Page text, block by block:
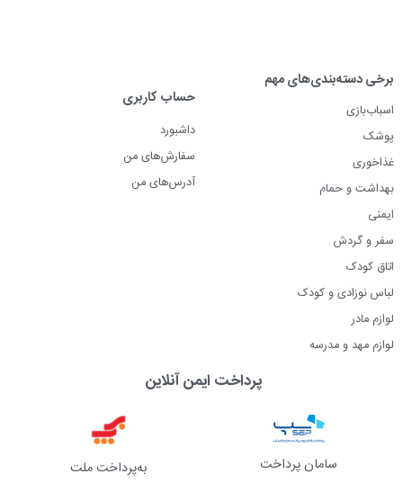
برخی دسته‌بندی‌های مهم
اسباب‌بازی
پوشک
غذاخوری
بهداشت و حمام
ایمنی
سفر و گردش
اتاق کودک
لباس نوزادی و کودک
لوازم مادر
لوازم مهد و مدرسه
حساب کاربری
داشبورد
سفارش‌های من
آدرس‌های من
پرداخت ایمن آنلاین
سامان پرداخت به‌پرداخت ملت